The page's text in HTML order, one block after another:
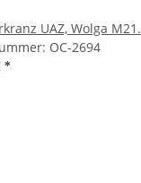
UAZ, Wolga M21.
OC-2694
*